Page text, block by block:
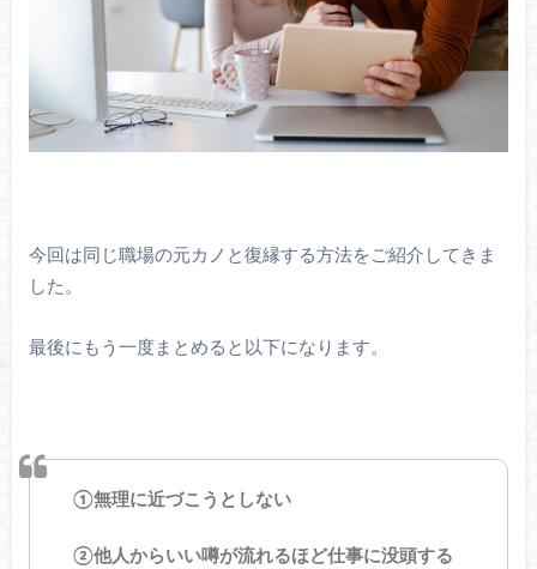
今回は同じ職場の元カノと復縁する方法をご紹介してきま
した。
最後にもう一度まとめると以下になります。
①無理に近づこうとしない
②他人からいい噂が流れるほど仕事に没頭する